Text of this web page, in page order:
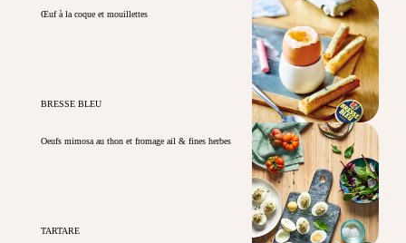
Œuf à la coque et mouillettes
BRESSE BLEU
Oeufs mimosa au thon et fromage ail & fines herbes
TARTARE